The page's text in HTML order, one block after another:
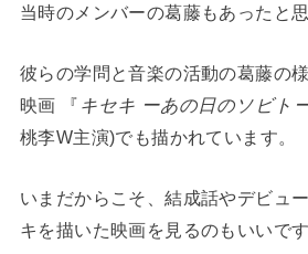
当時のメンバーの葛藤もあったと思
彼らの学問と音楽の活動の葛藤の
映画 『 キセキ ーあの日のソビト
桃李W主演)でも描かれています。
いまだからこそ、結成話やデビュ
キを描いた映画を見るのもいいです